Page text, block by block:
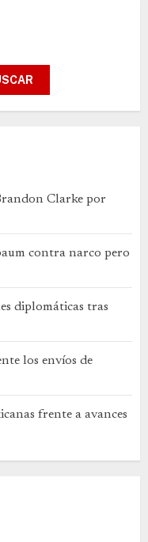
Clarke por
contra narco pero
diplomáticas tras
los envíos de
frente a avances